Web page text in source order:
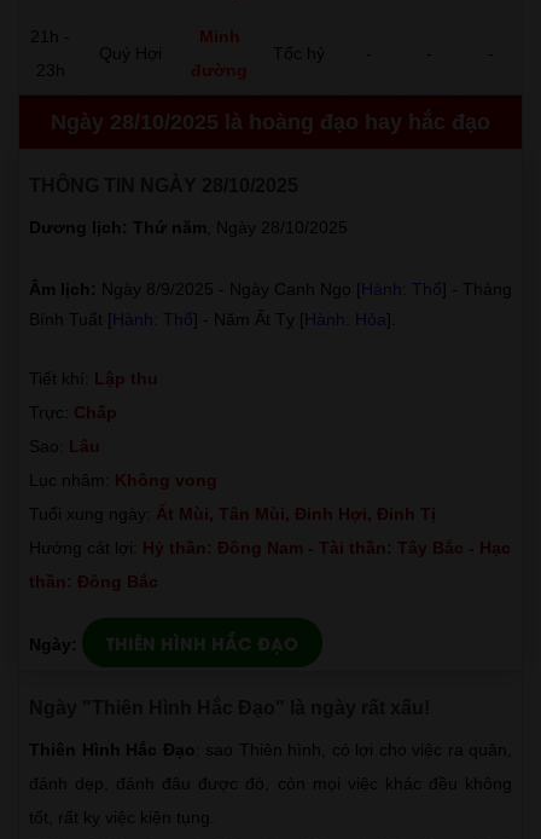
21h -
23h
Quý Hợi
Minh
đường
Tốc hỷ - - -
Ngày 28/10/2025 là hoàng đạo hay hắc đạo
Dương lịch: Thứ năm , Ngày 28/10/2025
Âm lịch: Ngày 8/9/2025 - Ngày Canh Ngọ [ Hành: Thổ ] - Tháng
Bính Tuất [ Hành: Thổ ] - Năm Ất Tỵ [ Hành: Hỏa
Tiết khí: Lập thu
Trực: Chấp
Sao: Lâu
Lục nhâm: Không vong
Tuổi xung ngày: Ất Mùi, Tân Mùi, Đinh Hợi, Đinh Tị
Hướng cát lợi: Hỷ thần: Đông Nam - Tài thần: Tây Bắc - Hạc
thần: Đông Bắc
Ngày: THIÊN HÌNH HẮC ĐẠO
Thiên Hình Hắc Đạo : sao Thiên hình, có lợi cho việc ra quân,
đánh dẹp, đánh đâu được đó, còn mọi việc khác đều không
tốt, rất kỵ việc kiện tụng.